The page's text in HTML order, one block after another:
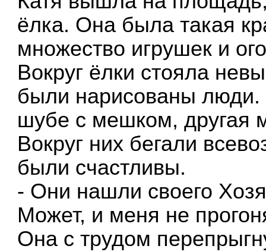
ёлка. Она была такая
множество игрушек и
Вокруг ёлки стояла
были нарисованы
шубе с мешком, другая
Вокруг них бегали
были счастливы.
- Они нашли своего
Может, и меня не
Она с трудом